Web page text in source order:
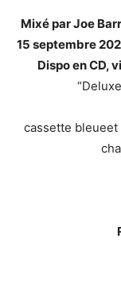
Mixé par Joe
15 septembre
Dispo en CD,
cassette bleueet